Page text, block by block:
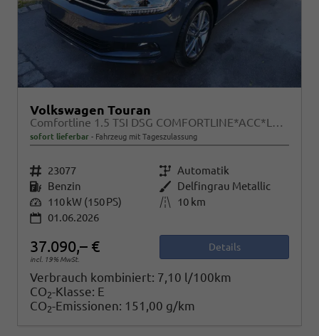
Volkswagen Touran
Comfortline 1.5 TSI DSG COMFORTLINE*ACC*LED*PDC*KAMERA*NAVI*SHZ* 7-SITZER 17-ZOLL
sofort lieferbar Fahrzeug mit Tageszulassung
Fahrzeugnr. 23077 Getriebe Automatik
Kraftstoff Benzin Außenfarbe Delfingrau Metallic
Leistung 110 kW (150 PS) Kilometerstand
10 km
01.06.2026
37.090,– €
incl. 19% MwSt.
Details
Verbrauch kombiniert: 7,10 l/100km
CO2-Klasse: E
CO2-Emissionen: 151,00 g/km